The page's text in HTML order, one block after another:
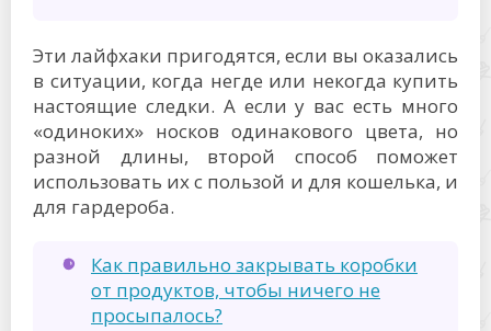
Эти лайфхаки пригодятся, если вы оказались
в ситуации, когда негде или некогда купить
настоящие следки. А если у вас есть много
«одиноких» носков одинакового цвета, но
разной длины, второй способ поможет
использовать их с пользой и для кошелька, и
для гардероба.
Как правильно закрывать коробки
от продуктов, чтобы ничего не
просыпалось?